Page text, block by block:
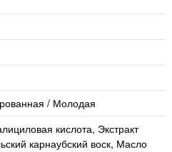
/ Молодая
кислота, Экстракт
карнаубский воск, Масло